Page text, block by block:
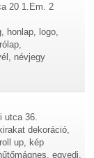
20 1.Em. 2
honlap, logo,
névjegy
utca 36.
dekoráció,
up, kép
egyedi,